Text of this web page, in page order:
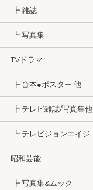
┣ 雑誌
┗ 写真集
TVドラマ
┣ 台本●ポスター 他
┣ テレビ雑誌/写真集他
┗ テレビジョンエイジ
昭和芸能
┣ 写真集&ムック